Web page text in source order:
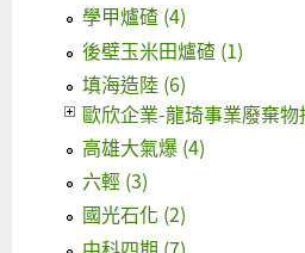
學甲爐碴 (4)
後壁玉米田爐碴 (1)
填海造陸 (6)
歐欣企業-龍琦事業廢棄物
高雄大氣爆 (4)
六輕 (3)
國光石化 (2)